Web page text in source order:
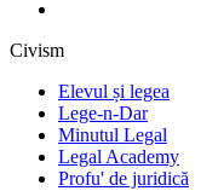
Civism
Elevul și legea
Lege-n-Dar
Minutul Legal
Legal Academy
Profu' de juridică